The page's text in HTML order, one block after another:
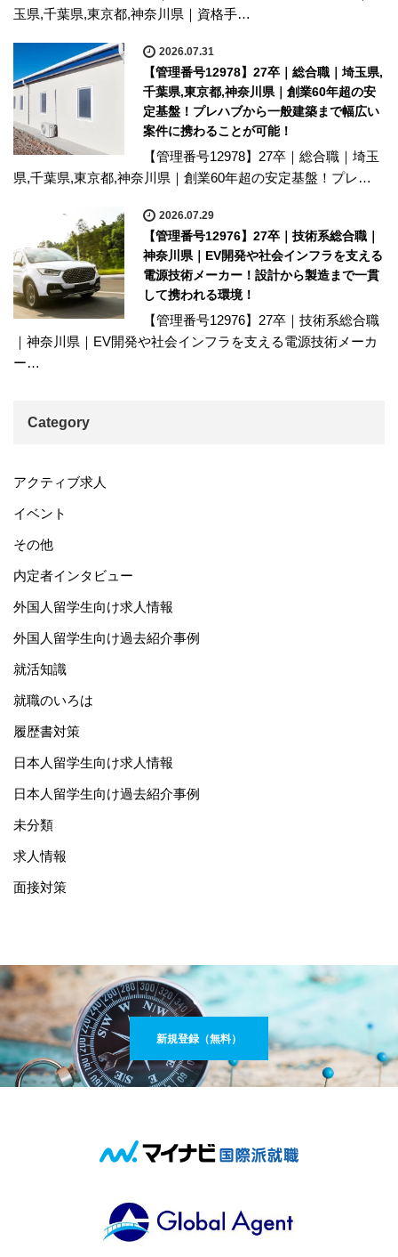
玉県,千葉県,東京都,神奈川県｜資格手…
2026.07.31
【管理番号12978】27卒｜総合職｜埼玉県,
千葉県,東京都,神奈川県｜創業60年超の安
定基盤！プレハブから一般建築まで幅広い
案件に携わることが可能！
【管理番号12978】27卒｜総合職｜埼玉
県,千葉県,東京都,神奈川県｜創業60年超の安定基盤！プレ…
2026.07.29
【管理番号12976】27卒｜技術系総合職｜
神奈川県｜EV開発や社会インフラを支える
電源技術メーカー！設計から製造まで一貫
して携われる環境！
【管理番号12976】27卒｜技術系総合職
｜神奈川県｜EV開発や社会インフラを支える電源技術メーカ
ー…
Category
アクティブ求人
イベント
その他
内定者インタビュー
外国人留学生向け求人情報
外国人留学生向け過去紹介事例
就活知識
就職のいろは
履歴書対策
日本人留学生向け求人情報
日本人留学生向け過去紹介事例
未分類
求人情報
面接対策
新規登録（無料）